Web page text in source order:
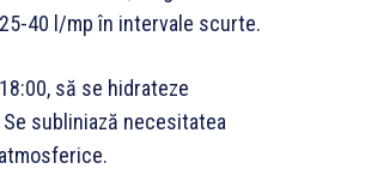
40 l/mp în intervale scurte.
să se hidrateze
subliniază necesitatea